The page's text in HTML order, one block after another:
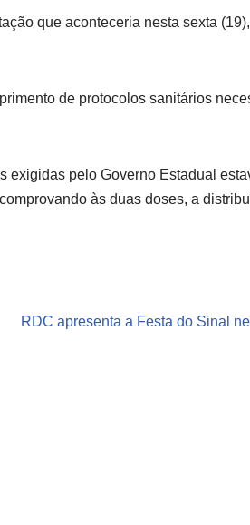
que aconteceria nesta sexta
de protocolos sanitários
exigidas pelo Governo Estadual
às duas doses, a
RDC apresenta a Festa do Sinal